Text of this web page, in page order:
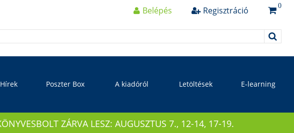
Belépés Regisztráció 0
Hírek Poszter Box A kiadóról Letöltések E-learning
ZÁRVA LESZ: AUGUSZTUS 7., 12-14, 17-19.